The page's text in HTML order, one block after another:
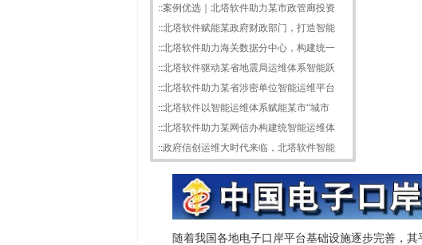
::案例优选｜北塔软件助力某市政管廊投资
::北塔软件赋能某政府财政部门，打造智能
::北塔软件助力海关数据分中心，构建统一
::北塔软件驱动某省地震局运维体系智能跃
::北塔软件助力某省涉密单位智能运维平台
::北塔软件以智能运维体系赋能某市“城市
::北塔软件助力某网信办构建统智能运维体
::政府信创运维大时代来临，北塔软件智能
随着我国各地电子口岸平台基础设施逐步完善，